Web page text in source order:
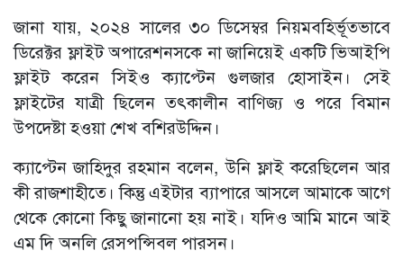
জানা যায়, ২০২৪ সালের ৩০ ডিসেম্বর নিয়মবহির্ভূতভাবে
ডিরেক্টর ফ্লাইট অপারেশনসকে না জানিয়েই একটি ভিআইপি
ফ্লাইট করেন সিইও ক্যাপ্টেন গুলজার হোসাইন। সেই
ফ্লাইটের যাত্রী ছিলেন তৎকালীন বাণিজ্য ও পরে বিমান
উপদেষ্টা হওয়া শেখ বশিরউদ্দিন।
ক্যাপ্টেন জাহিদুর রহমান বলেন, উনি ফ্লাই করেছিলেন আর
কী রাজশাহীতে। কিন্তু এইটার ব্যাপারে আসলে আমাকে আগে
থেকে কোনো কিছু জানানো হয় নাই। যদিও আমি মানে আই
এম দি অনলি রেসপন্সিবল পারসন।